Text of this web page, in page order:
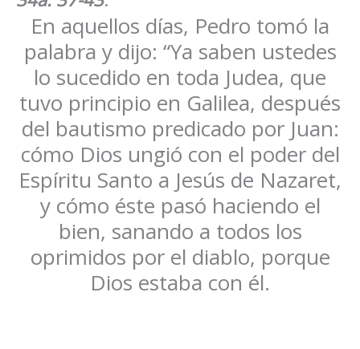
En aquellos días, Pedro tomó la
palabra y dijo: “Ya saben ustedes
lo sucedido en toda Judea, que
tuvo principio en Galilea, después
del bautismo predicado por Juan:
cómo Dios ungió con el poder del
Espíritu Santo a Jesús de Nazaret,
y cómo éste pasó haciendo el
bien, sanando a todos los
oprimidos por el diablo, porque
Dios estaba con él.